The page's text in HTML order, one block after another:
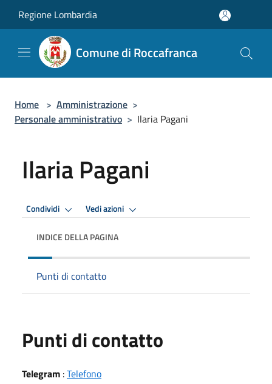
Regione Lombardia
Comune di Roccafranca
Home > Amministrazione >
Personale amministrativo > Ilaria Pagani
Ilaria Pagani
Condividi Vedi azioni
INDICE DELLA PAGINA
Punti di contatto
Punti di contatto
Telegram :Telefono